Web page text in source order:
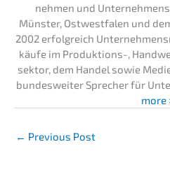
neh­men und
Münster, Ostwest­fa­len und
2002 erfolg­reich
käu­fe im Produk­ti­ons-,
sek­tor, dem Handel sowie
bundes­wei­ter Sprecher für
more
← Previous Post